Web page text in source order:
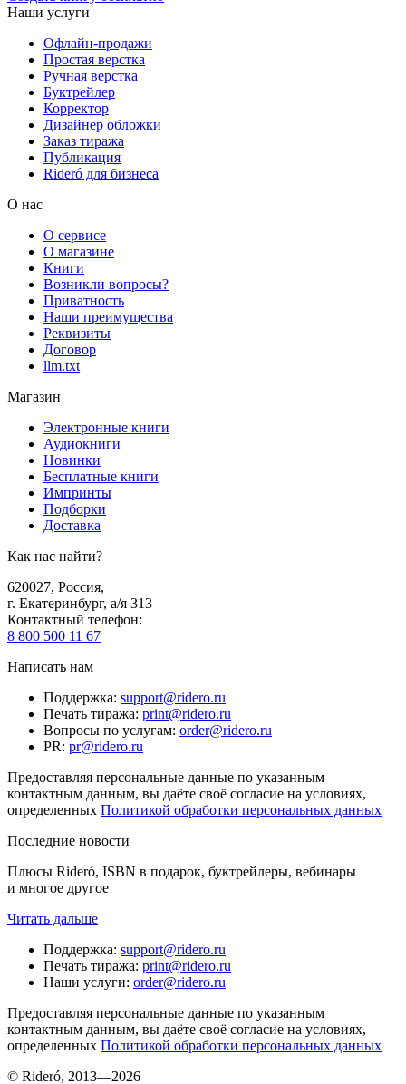
Наши услуги
Офлайн-продажи
Простая верстка
Ручная верстка
Буктрейлер
Корректор
Дизайнер обложки
Заказ тиража
Публикация
Rideró для бизнеса
О нас
О сервисе
О магазине
Книги
Возникли вопросы?
Приватность
Наши преимущества
Реквизиты
Договор
llm.txt
Магазин
Электронные книги
Аудиокниги
Новинки
Бесплатные книги
Импринты
Подборки
Доставка
Как нас найти?
620027, Россия,
г. Екатеринбург, а/я 313
Контактный телефон:
8 800 500 11 67
Написать нам
Поддержка: support@ridero.ru
Печать тиража: print@ridero.ru
Вопросы по услугам: order@ridero.ru
PR: pr@ridero.ru
Предоставляя персональные данные по указанным
контактным данным, вы даёте своё согласие на условиях,
определенных Политикой обработки персональных данных
Последние новости
Плюсы Rideró, ISBN в подарок, буктрейлеры, вебинары
и многое другое
Читать дальше
Поддержка: support@ridero.ru
Печать тиража: print@ridero.ru
Наши услуги: order@ridero.ru
Предоставляя персональные данные по указанным
контактным данным, вы даёте своё согласие на условиях,
определенных Политикой обработки персональных данных
© Rideró, 2013—2026